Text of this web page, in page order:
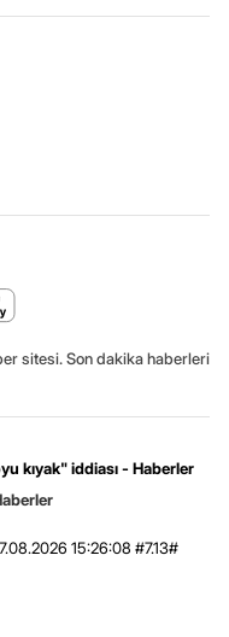
sitesi. Son dakika haberleri
kıyak" iddiası - Haberler
15:26:08 #7.13#